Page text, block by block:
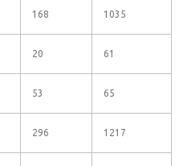
168 1035
20 61
53 65
296 1217